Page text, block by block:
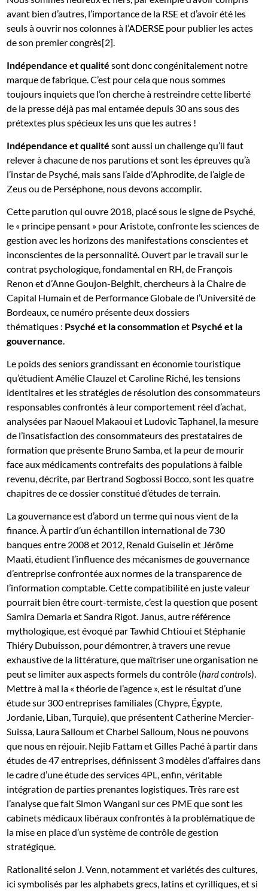
avant bien d’autres, l’importance de la RSE et d’avoir été les
seuls à ouvrir nos colonnes à l’ADERSE pour publier les actes
de son premier congrès[2].
Indépendance et qualité sont donc congénitalement notre
marque de fabrique. C’est pour cela que nous sommes
toujours inquiets que l’on cherche à restreindre cette liberté
de la presse déjà pas mal entamée depuis 30 ans sous des
prétextes plus spécieux les uns que les autres !
Indépendance et qualité sont aussi un challenge qu’il faut
relever à chacune de nos parutions et sont les épreuves qu’à
l’instar de Psyché, mais sans l’aide d’Aphrodite, de l’aigle de
Zeus ou de Perséphone, nous devons accomplir.
Cette parution qui ouvre 2018, placé sous le signe de Psyché,
le « principe pensant » pour Aristote, confronte les sciences de
gestion avec les horizons des manifestations conscientes et
inconscientes de la personnalité. Ouvert par le travail sur le
contrat psychologique, fondamental en RH, de François
Renon et d’Anne Goujon-Belghit, chercheurs à la Chaire de
Capital Humain et de Performance Globale de l’Université de
Bordeaux, ce numéro présente deux dossiers
thématiques : Psyché et la consommationet Psyché et la
gouvernance.
Le poids des seniors grandissant en économie touristique
qu’étudient Amélie Clauzel et Caroline Riché, les tensions
identitaires et les stratégies de résolution des consommateurs
responsables confrontés à leur comportement réel d’achat,
analysées par Naouel Makaoui et Ludovic Taphanel, la mesure
de l’insatisfaction des consommateurs des prestataires de
formation que présente Bruno Samba, et la peur de mourir
face aux médicaments contrefaits des populations à faible
revenu, décrite, par Bertrand Sogbossi Bocco, sont les quatre
chapitres de ce dossier constitué d’études de terrain.
La gouvernance est d’abord un terme qui nous vient de la
finance. À partir d’un échantillon international de 730
banques entre 2008 et 2012, Renald Guiselin et Jérôme
Maati, étudient l’influence des mécanismes de gouvernance
d’entreprise confrontée aux normes de la transparence de
l’information comptable. Cette compatibilité en juste valeur
pourrait bien être court-termiste, c’est la question que posent
Samira Demaria et Sandra Rigot. Janus, autre référence
mythologique, est évoqué par Tawhid Chtioui et Stéphanie
Thiéry Dubuisson, pour démontrer, à travers une revue
exhaustive de la littérature, que maîtriser une organisation ne
peut se limiter aux aspects formels du contrôle (hard controls).
Mettre à mal la « théorie de l’agence », est le résultat d’une
étude sur 300 entreprises familiales (Chypre, Égypte,
Jordanie, Liban, Turquie), que présentent Catherine Mercier-
Suissa, Laura Salloum et Charbel Salloum, Nous ne pouvons
que nous en réjouir. Nejib Fattam et Gilles Paché à partir dans
études de 47 entreprises, définissent 3 modèles d’affaires dans
le cadre d’une étude des services 4PL, enfin, véritable
intégration de parties prenantes logistiques. Très rare est
l’analyse que fait Simon Wangani sur ces PME que sont les
cabinets médicaux libéraux confrontés à la problématique de
la mise en place d’un système de contrôle de gestion
stratégique.
Rationalité selon J. Venn, notamment et variétés des cultures,
ici symbolisés par les alphabets grecs, latins et cyrilliques, et si